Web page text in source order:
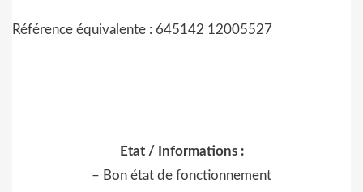
Référence équivalente : 645142 12005527
Etat / Informations :
– Bon état de fonctionnement